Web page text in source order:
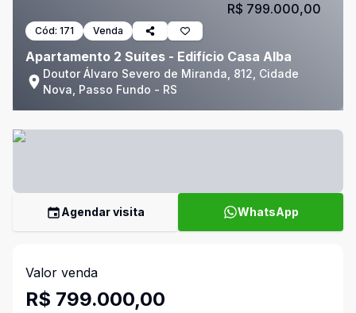
Cód: 171 Venda
Apartamento 2 Suítes - Edifício Casa Alba
Doutor Álvaro Severo de Miranda, 812, Cidade
Nova, Passo Fundo - RS
R$ 799.000,00
Agendar visita WhatsApp
Valor venda
R$ 799.000,00